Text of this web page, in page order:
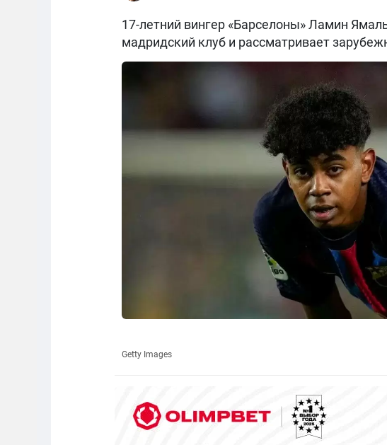
17-летний вингер «Барселоны» Ламин
мадридский клуб и рассматривает
Getty Images